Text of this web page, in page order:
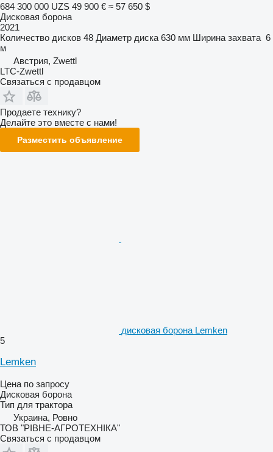
684 300 000 UZS 49 900 € ≈ 57 650 $
Дисковая борона
2021
Количество дисков 48 Диаметр диска 630 мм Ширина захвата 6
м
Австрия, Zwettl
LTC-Zwettl
Связаться с продавцом
Продаете технику?
Делайте это вместе с нами!
Разместить объявление
дисковая борона Lemken
5
Lemken
Цена по запросу
Дисковая борона
Тип для трактора
Украина, Ровно
ТОВ "РІВНЕ-АГРОТЕХНІКА"
Связаться с продавцом